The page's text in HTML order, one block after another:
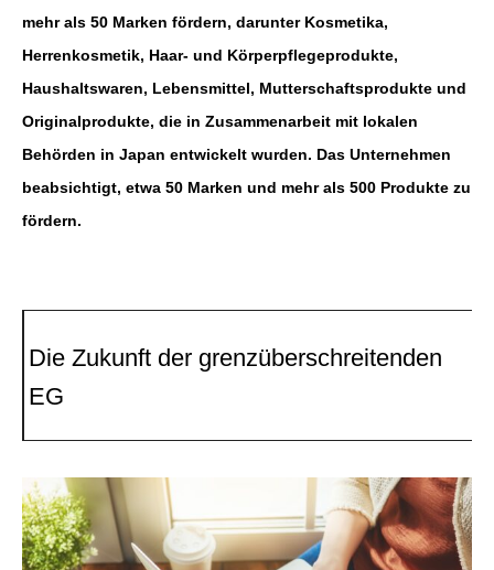
mehr als 50 Marken fördern, darunter Kosmetika,
Herrenkosmetik, Haar- und Körperpflegeprodukte,
Haushaltswaren, Lebensmittel, Mutterschaftsprodukte und
Originalprodukte, die in Zusammenarbeit mit lokalen
Behörden in Japan entwickelt wurden. Das Unternehmen
beabsichtigt, etwa 50 Marken und mehr als 500 Produkte zu
fördern.
Die Zukunft der grenzüberschreitenden
EG